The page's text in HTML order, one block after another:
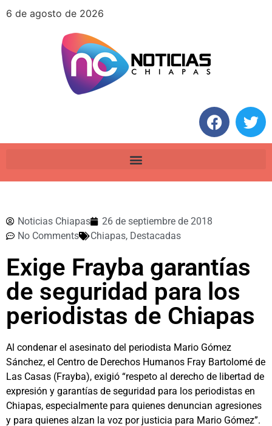
6 de agosto de 2026
Noticias Chiapas
26 de septiembre de 2018
No Comments
Chiapas, Destacadas
Exige Frayba garantías
de seguridad para los
periodistas de Chiapas
Al condenar el asesinato del periodista Mario Gómez
Sánchez, el Centro de Derechos Humanos Fray Bartolomé de
Las Casas (Frayba), exigió “respeto al derecho de libertad de
expresión y garantías de seguridad para los periodistas en
Chiapas, especialmente para quienes denuncian agresiones
y para quienes alzan la voz por justicia para Mario Gómez”.